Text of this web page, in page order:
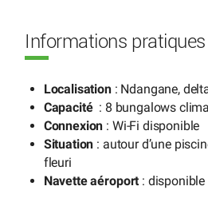
Informations pratiques
Localisation: Ndangane,
Capacité : 8 bungalows
Connexion : Wi-Fi disponible
Situation : autour d’une
fleuri
Navette aéroport :